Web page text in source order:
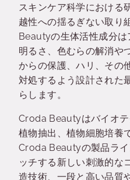
スキンケア科学における
越性への揺るぎない取り
Beautyの生体活性成分は
明るさ、色むらの解消や
からの保護、ハリ、その
対処するよう設計された
らします。
Croda Beautyはバイオテ
植物抽出、植物細胞培養
Croda Beautyの製品ラ
ッチする新しい刺激的な
造技術、一段と高い品質